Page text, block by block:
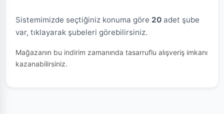
Sistemimizde seçtiğiniz konuma göre 20 adet şube
var, tıklayarak şubeleri görebilirsiniz.
Mağazanın bu indirim zamanında tasarruflu alışveriş imkanı
kazanabilirsiniz.